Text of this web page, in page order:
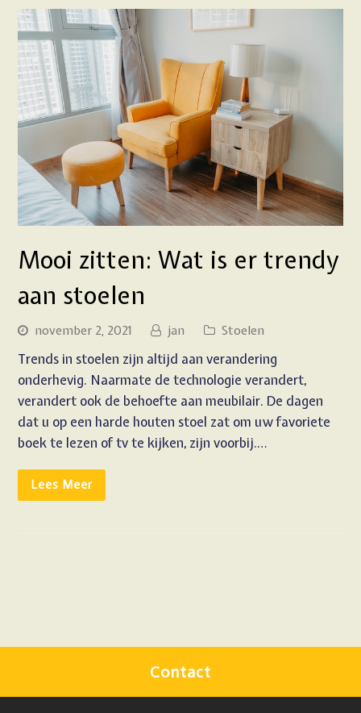
Mooi zitten: Wat is er trendy
aan stoelen
november 2, 2021 jan Stoelen
Trends in stoelen zijn altijd aan verandering
onderhevig. Naarmate de technologie verandert,
verandert ook de behoefte aan meubilair. De dagen
dat u op een harde houten stoel zat om uw favoriete
boek te lezen of tv te kijken, zijn voorbij.…
Lees Meer
Contact